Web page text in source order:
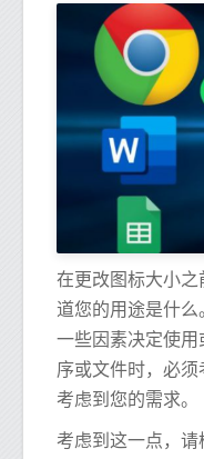
在更改图标大小之
道您的用途是什
一些因素决定使
序或文件时，必
考虑到您的需求。
考虑到这一点，